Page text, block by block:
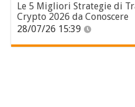
Le 5 Migliori Strategie di
Crypto 2026 da Conoscere
28/07/26 15:39